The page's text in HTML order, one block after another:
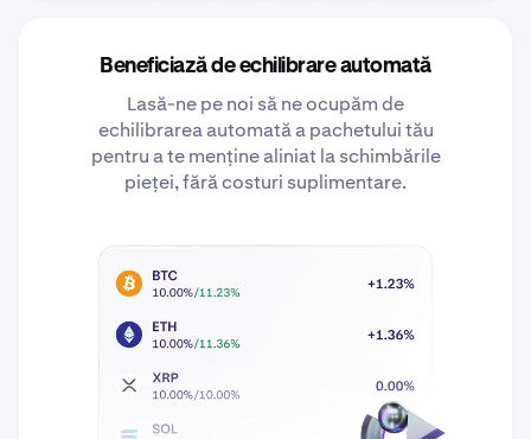
Beneficiază de echilibrare automată
Lasă-ne pe noi să ne ocupăm de
echilibrarea automată a pachetului tău
pentru a te menține aliniat la schimbările
pieței, fără costuri suplimentare.